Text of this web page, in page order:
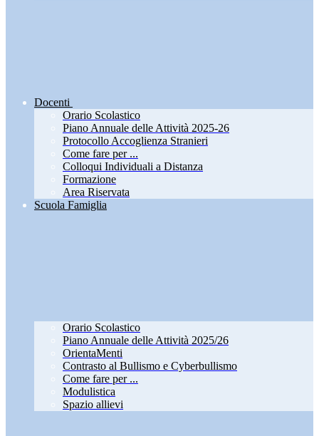
Docenti
Orario Scolastico
Piano Annuale delle Attività 2025-26
Protocollo Accoglienza Stranieri
Come fare per ...
Colloqui Individuali a Distanza
Formazione
Area Riservata
Scuola Famiglia
Orario Scolastico
Piano Annuale delle Attività 2025/26
OrientaMenti
Contrasto al Bullismo e Cyberbullismo
Come fare per ...
Modulistica
Spazio allievi